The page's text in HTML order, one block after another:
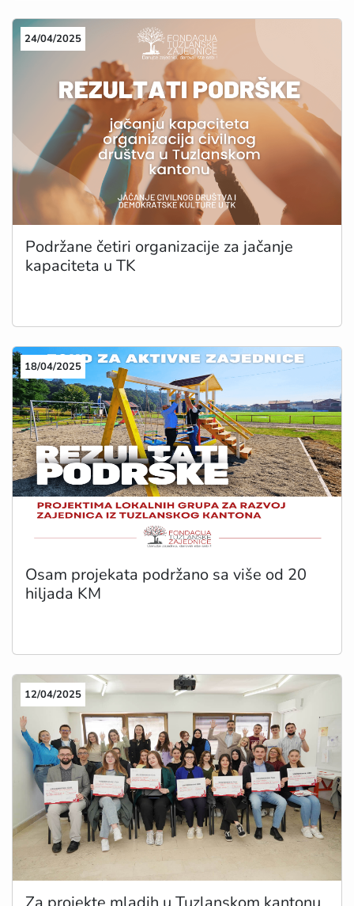
24/04/2025
Podržane četiri organizacije za jačanje
kapaciteta u TK
18/04/2025
Osam projekata podržano sa više od 20
hiljada KM
12/04/2025